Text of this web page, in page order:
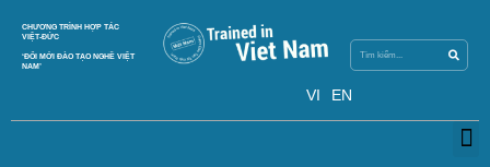
CHƯƠNG TRÌNH HỢP TÁC
VIỆT-ĐỨC
‘ĐỔI MỚI ĐÀO TẠO NGHỀ VIỆT
NAM’
VI EN